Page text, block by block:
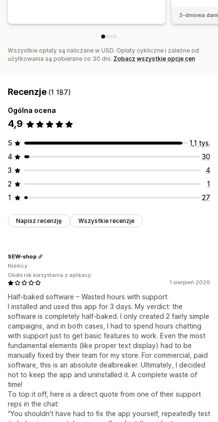
3-dniowa
Wszystkie opłaty są naliczane w USD. Opłaty cykliczne i zależne od
użytkowania są pobierane co 30 dni. Zobacz wszystkie opcje cen
Recenzje (1 187)
Ogólna ocena
4,9
5
1,1 tys.
4
30
3
4
2
1
1
27
Napisz recenzję Wszystkie recenzje
1 sierpień 2026
Half-baked software – Wasted hours with support
I installed and used this app for 3 days. My verdict: the
software is completely half-baked. I only created 2 fairly simple
campaigns, and in both cases, I had to spend hours chatting
with support just to get basic features to work. Even the most
fundamental elements (like proper text display) had to be
manually fixed by their team for my store. For commercial, paid
software, this is an absolute dealbreaker. Ultimately, I decided
not to keep the app and uninstalled it. A complete waste of
time!
To top it off, here is a direct quote from one of their support
reps in the chat:
“You shouldn't have had to fix the app yourself, repeatedly test
SEW-shop
Niemcy
Około rok korzystania z aplikacji